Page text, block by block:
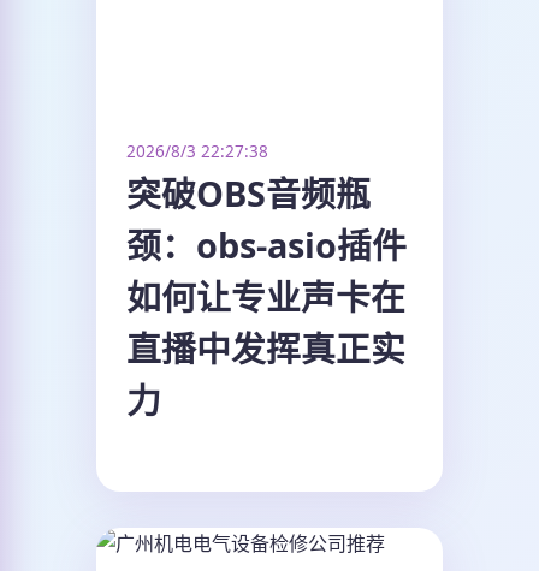
2026/8/3 22:27:38
突破OBS音频瓶
颈：obs-asio插件
如何让专业声卡在
直播中发挥真正实
力